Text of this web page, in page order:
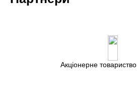
Акціонерне товариство